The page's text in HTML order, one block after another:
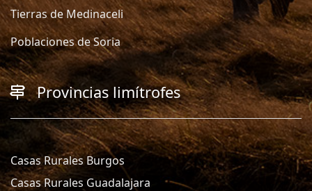
Tierras de Medinaceli
Poblaciones de Soria
Provincias limítrofes
Casas Rurales Burgos
Casas Rurales Guadalajara